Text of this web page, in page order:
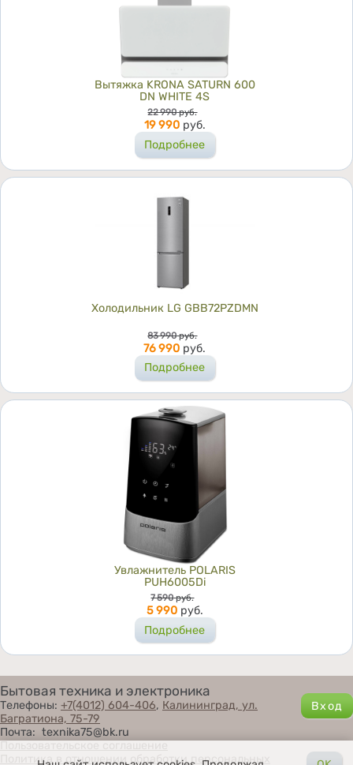
Вытяжка KRONA SATURN 600
DN WHITE 4S
Цена
22 990 руб.
19 990 руб.
Подробнее
Холодильник LG GBB72PZDMN
Цена
83 990 руб.
76 990 руб.
Подробнее
Увлажнитель POLARIS
PUH6005Di
Цена
7 590 руб.
5 990 руб.
Подробнее
Бытовая техника и электроника
Телефоны: +7(4012) 604-406, Калининград, ул.
Багратиона, 75-79
Почта: texnika75@bk.ru
Политика в отношении обработки персональных